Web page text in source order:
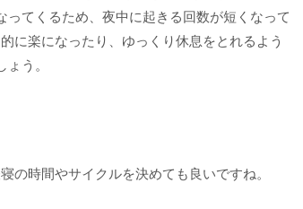
てくるため、夜中に起きる回数が短くなって
に楽になったり、ゆっくり休息をとれるよう
ょう。
の時間やサイクルを決めても良いですね。